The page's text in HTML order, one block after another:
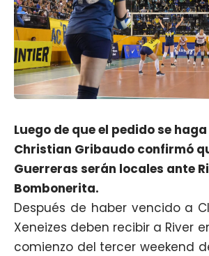
Luego de que el pedido se
Christian Gribaudo confirmó
Guerreras serán locales ante
Bombonerita.
Después de haber vencido a
Xeneizes deben recibir a River
comienzo del tercer weekend